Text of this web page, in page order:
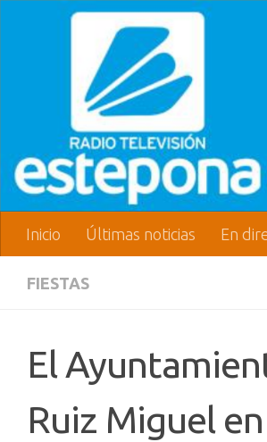
Inicio Últimas noticias En
FIESTAS
El
Ruiz Miguel